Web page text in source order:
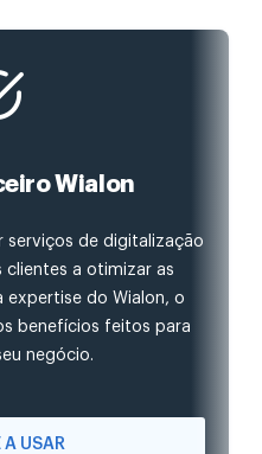
Wialon
serviços de digitalização
clientes a otimizar as
expertise do Wialon, o
benefícios feitos para
negócio.
A USAR